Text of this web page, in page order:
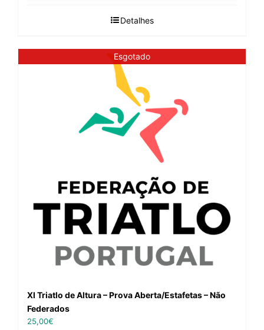
Detalhes
Esgotado
XI Triatlo de Altura – Prova Aberta/Estafetas – Não
Federados
25,00€